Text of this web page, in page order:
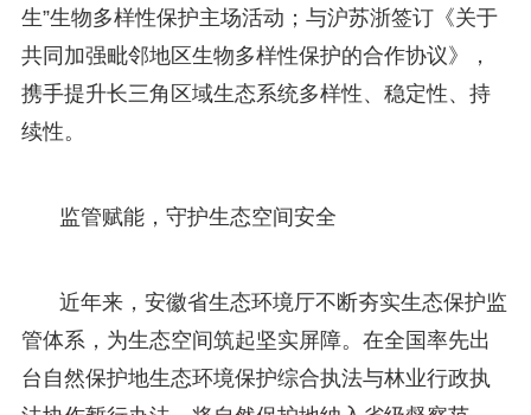
生”生物多样性保护主场活动；与沪苏浙签订《关于
共同加强毗邻地区生物多样性保护的合作协议》，
携手提升长三角区域生态系统多样性、稳定性、持
续性。
监管赋能，守护生态空间安全
近年来，安徽省生态环境厅不断夯实生态保护监
管体系，为生态空间筑起坚实屏障。在全国率先出
台自然保护地生态环境保护综合执法与林业行政执